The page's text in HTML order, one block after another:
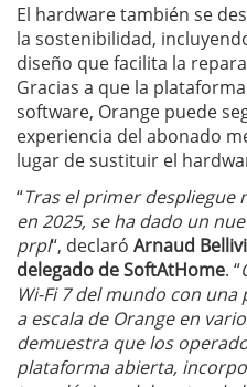
El hardware también se
la sostenibilidad,
diseño que facilita la
Gracias a que la
software, Orange puede
experiencia del abonado
lugar de sustituir el
“Tras el primer despliegue
en 2025, se ha dado un
prpl“, declaró Arnaud
delegado de SoftAtHome. “
Wi-Fi 7 del mundo con
a escala de Orange en
demuestra que los
plataforma abierta,